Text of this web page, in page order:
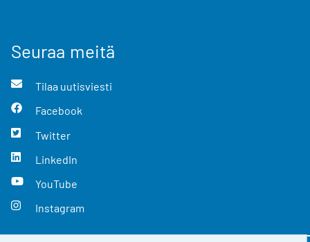
Seuraa meitä
Tilaa uutisviesti
Facebook
Twitter
LinkedIn
YouTube
Instagram